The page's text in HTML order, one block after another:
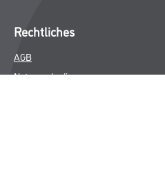
Rechtliches
AGB
Nutzungsbedingungen